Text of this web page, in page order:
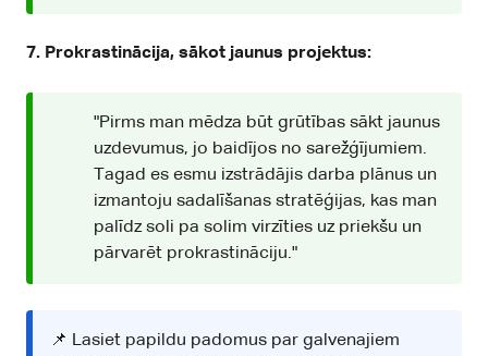
7. Prokrastinācija, sākot jaunus projektus:
"Pirms man mēdza būt grūtības sākt jaunus
uzdevumus, jo baidījos no sarežģījumiem.
Tagad es esmu izstrādājis darba plānus un
izmantoju sadalīšanas stratēģijas, kas man
palīdz soli pa solim virzīties uz priekšu un
pārvarēt prokrastināciju."
📌 Lasiet papildu padomus par galvenajiem